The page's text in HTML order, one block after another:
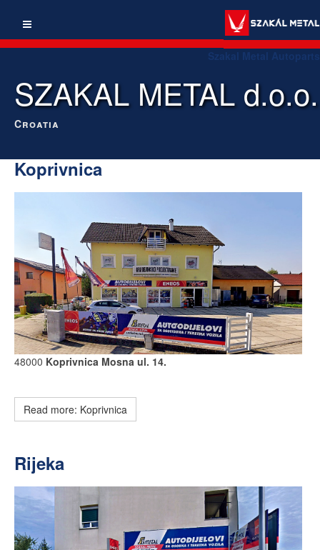
Szakal Metal Autoparts
SZAKAL METAL d.o.o.
Croatia
Koprivnica
48000 Koprivnica Mosna ul. 14.
Read more: Koprivnica
Rijeka